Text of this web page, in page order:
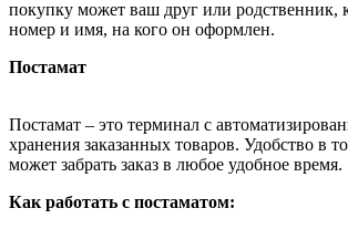
покупку может ваш друг или родственник,
номер и имя, на кого он оформлен.
Постамат
Постамат – это терминал с
хранения заказанных товаров. Удобство в
может забрать заказ в любое удобное время.
Как работать с постаматом: